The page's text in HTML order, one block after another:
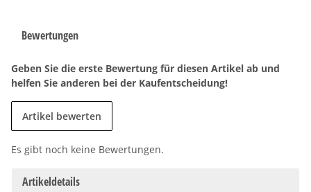
Bewertungen
Geben Sie die erste Bewertung für diesen Artikel ab und
helfen Sie anderen bei der Kaufentscheidung!
Artikel bewerten
Es gibt noch keine Bewertungen.
Artikeldetails